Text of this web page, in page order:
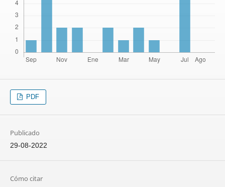
PDF
Publicado
29-08-2022
Cómo citar